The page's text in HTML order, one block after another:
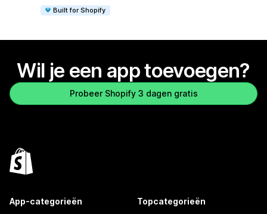
Built for Shopify
Wil je een app toevoegen?
Probeer Shopify 3 dagen gratis
App-categorieën Topcategorieën